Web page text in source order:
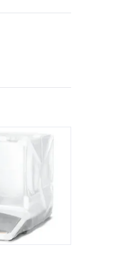
temperatura o
adquirir un
pesaje de
la balanza